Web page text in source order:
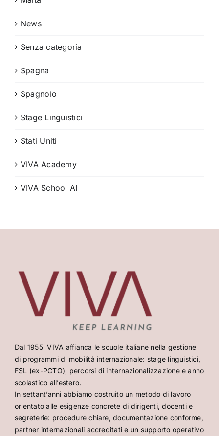
News
Senza categoria
Spagna
Spagnolo
Stage Linguistici
Stati Uniti
VIVA Academy
VIVA School AI
Dal 1955, VIVA affianca le scuole italiane nella gestione
di programmi di mobilità internazionale: stage linguistici,
FSL (ex-PCTO), percorsi di internazionalizzazione e anno
scolastico all’estero.
In settant’anni abbiamo costruito un metodo di lavoro
orientato alle esigenze concrete di dirigenti, docenti e
segreterie: procedure chiare, documentazione conforme,
partner internazionali accreditati e un supporto operativo